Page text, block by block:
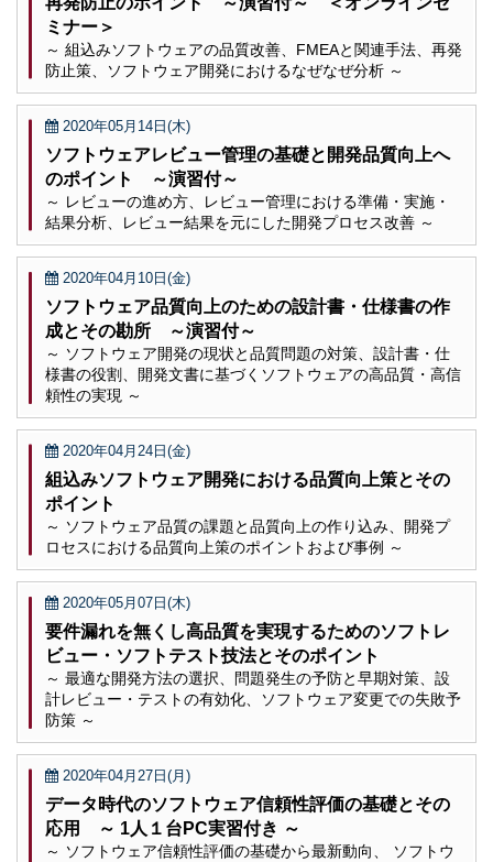
ミナー＞
～ 組込みソフトウェアの品質改善、FMEAと関連手法、再発
防止策、ソフトウェア開発におけるなぜなぜ分析 ～
2020年05月14日(木)
ソフトウェアレビュー管理の基礎と開発品質向上へ
のポイント ～演習付～
～ レビューの進め方、レビュー管理における準備・実施・
結果分析、レビュー結果を元にした開発プロセス改善 ～
2020年04月10日(金)
ソフトウェア品質向上のための設計書・仕様書の作
成とその勘所 ～演習付～
～ ソフトウェア開発の現状と品質問題の対策、設計書・仕
様書の役割、開発文書に基づくソフトウェアの高品質・高信
頼性の実現 ～
2020年04月24日(金)
組込みソフトウェア開発における品質向上策とその
ポイント
～ ソフトウェア品質の課題と品質向上の作り込み、開発プ
ロセスにおける品質向上策のポイントおよび事例 ～
2020年05月07日(木)
要件漏れを無くし高品質を実現するためのソフトレ
ビュー・ソフトテスト技法とそのポイント
～ 最適な開発方法の選択、問題発生の予防と早期対策、設
計レビュー・テストの有効化、ソフトウェア変更での失敗予
防策 ～
2020年04月27日(月)
データ時代のソフトウェア信頼性評価の基礎とその
応用 ～ 1人１台PC実習付き ～
～ ソフトウェア信頼性評価の基礎から最新動向、 ソフトウ